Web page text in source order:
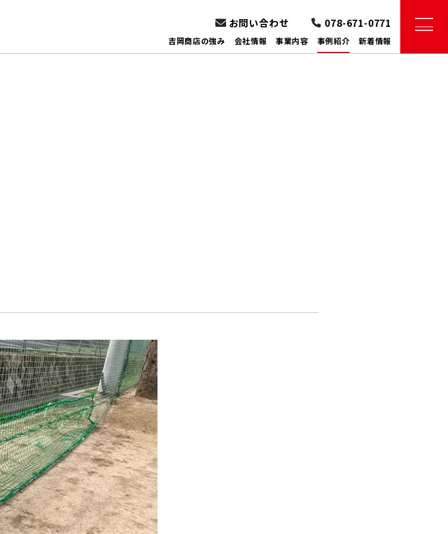
お問い合わせ 078-671-0771
吉岡商店の強み 会社情報 事業内容 事例紹介 新着情報